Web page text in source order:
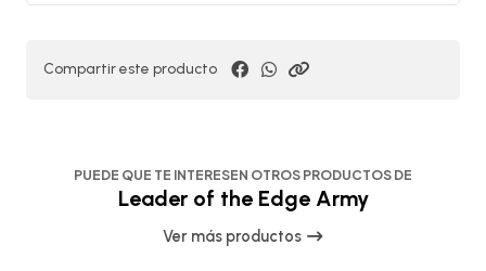
Compartir este producto
PUEDE QUE TE INTERESEN OTROS PRODUCTOS DE
Leader of the Edge Army
Ver más productos